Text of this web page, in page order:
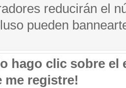
reducirán el
pueden
hago clic sobre el
me registre!